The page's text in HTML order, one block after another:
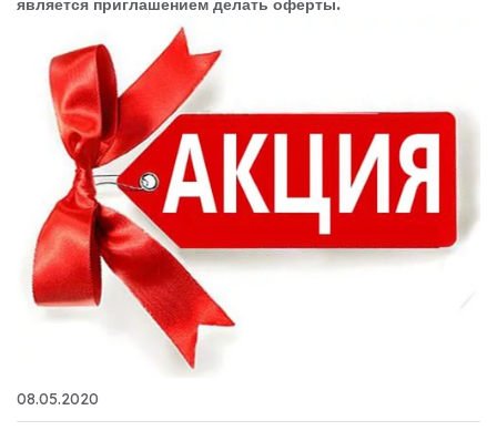
является приглашением делать оферты.
08.05.2020